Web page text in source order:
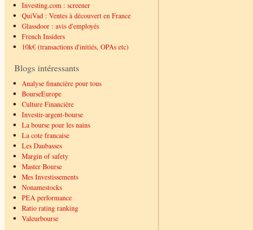
Investing.com : screener
QuiVad : Ventes à découvert en France
Glassdoor : avis d'employés
French Insiders
10k€ (transactions d'initiés, OPAs etc)
Blogs intéressants
Analyse financière pour tous
BourseEurope
Culture Financière
Investir-argent-bourse
La bourse pour les nains
La cote francaise
Les Daubasses
Margin of safety
Master Bourse
Mes Investissements
Nonamestocks
PEA performance
Ratio rating ranking
Valeurbourse